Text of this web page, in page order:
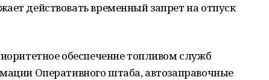
действовать временный запрет на отпуск
обеспечение топливом служб
Оперативного штаба, автозаправочные